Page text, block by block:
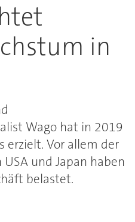
in
Wago hat in 2019
erzielt. Vor allem der
und Japan haben
belastet.